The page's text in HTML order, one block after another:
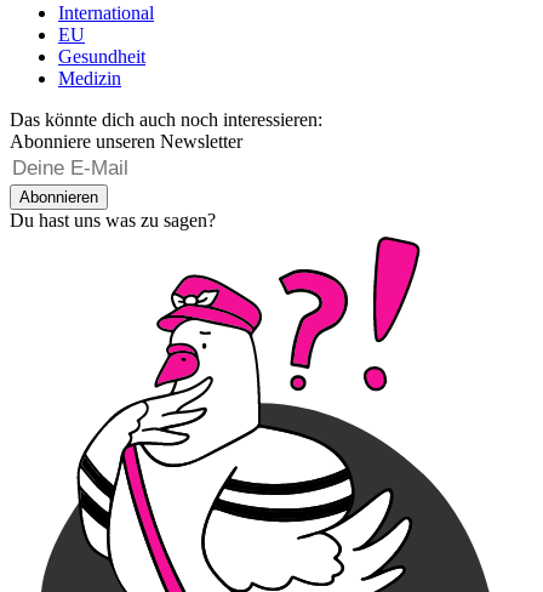
International
EU
Gesundheit
Medizin
Das könnte dich auch noch interessieren:
Abonniere unseren Newsletter
Abonnieren
Du hast uns was zu sagen?